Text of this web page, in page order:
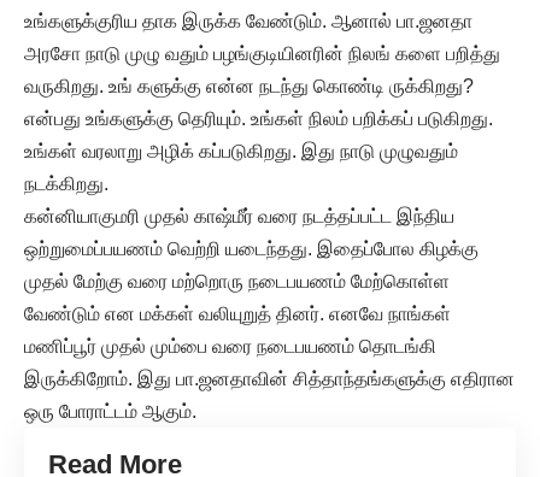
உங்களுக்குரிய தாக இருக்க வேண்டும். ஆனால் பா.ஜனதா
அரசோ நாடு முழு வதும் பழங்குடியினரின் நிலங் களை பறித்து
வருகிறது. உங் களுக்கு என்ன நடந்து கொண்டி ருக்கிறது?
என்பது உங்களுக்கு தெரியும். உங்கள் நிலம் பறிக்கப் படுகிறது.
உங்கள் வரலாறு அழிக் கப்படுகிறது. இது நாடு முழுவதும்
நடக்கிறது.
கன்னியாகுமரி முதல் காஷ்மீர் வரை நடத்தப்பட்ட இந்திய
ஒற்றுமைப்பயணம் வெற்றி யடைந்தது. இதைப்போல கிழக்கு
முதல் மேற்கு வரை மற்றொரு நடைபயணம் மேற்கொள்ள
வேண்டும் என மக்கள் வலியுறுத் தினர். எனவே நாங்கள்
மணிப்பூர் முதல் மும்பை வரை நடைபயணம் தொடங்கி
இருக்கிறோம். இது பா.ஜனதாவின் சித்தாந்தங்களுக்கு எதிரான
ஒரு போராட்டம் ஆகும்.
Read More